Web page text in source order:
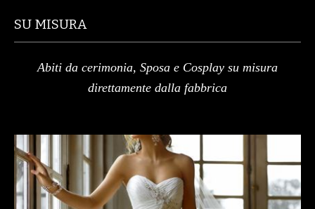
SU MISURA
Abiti da cerimonia, Sposa e Cosplay su misura
direttamente dalla fabbrica